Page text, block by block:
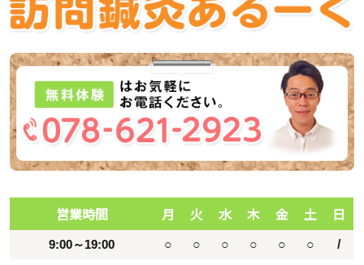
営業時間 月 火 水 木 金 土 日
9:00～19:00 ○ ○ ○ ○ ○ ○ /